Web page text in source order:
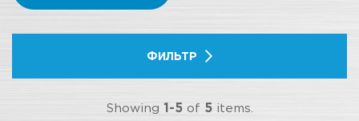
ФИЛЬТР
Showing 1-5of 5items.